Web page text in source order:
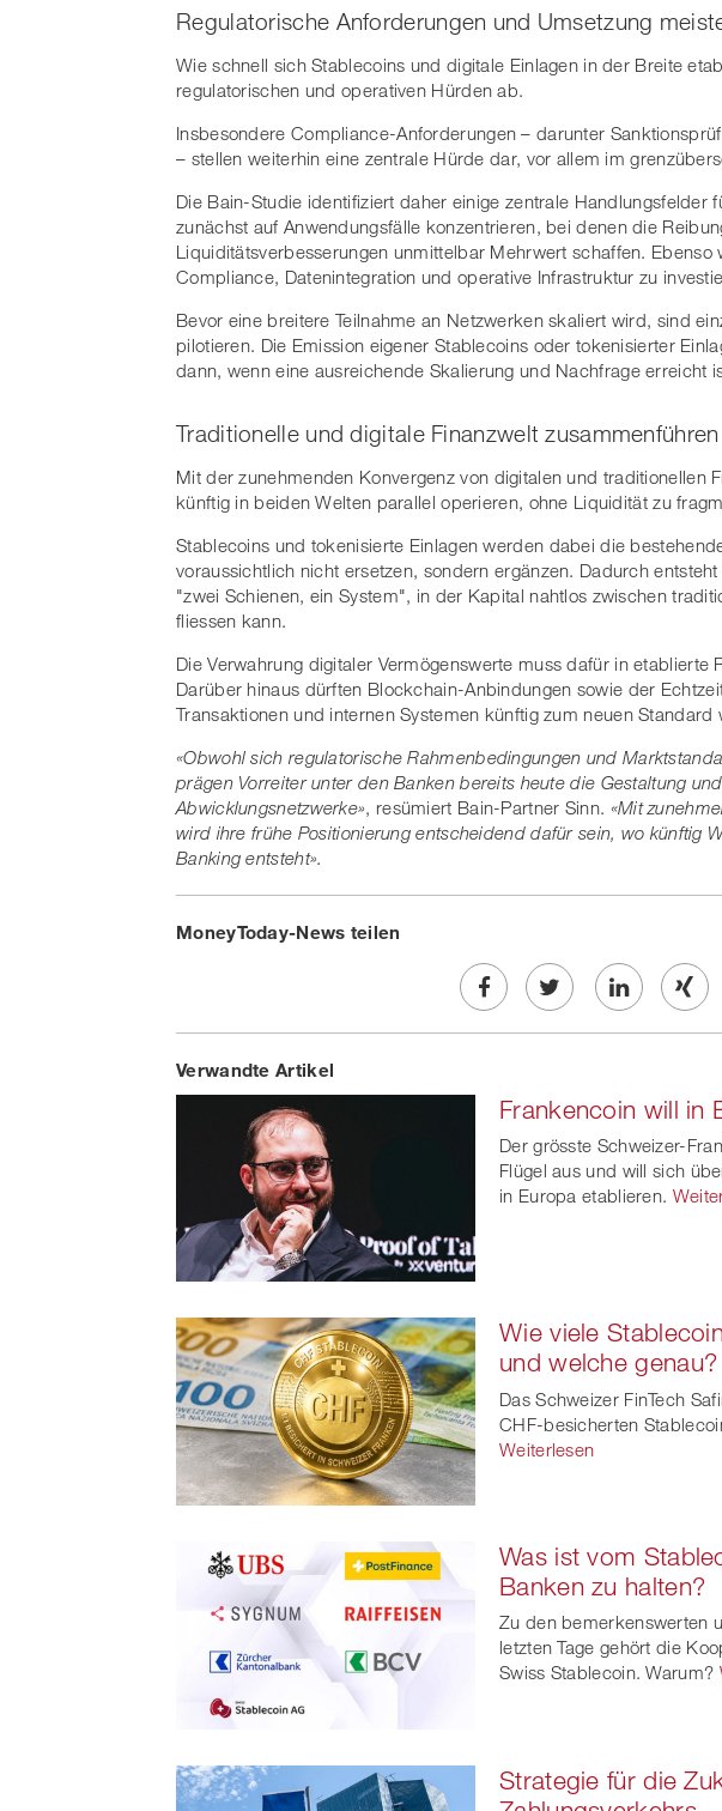
Regulatorische Anforderungen und Umsetzung
Wie schnell sich Stablecoins und digitale Einlagen in der Breite
regulatorischen und operativen Hürden ab.
Insbesondere Compliance-Anforderungen – darunter
– stellen weiterhin eine zentrale Hürde dar, vor allem im
Die Bain-Studie identifiziert daher einige zentrale Handlungsfelder
zunächst auf Anwendungsfälle konzentrieren, bei denen die
Liquiditätsverbesserungen unmittelbar Mehrwert schaffen. Ebenso
Compliance, Datenintegration und operative Infrastruktur zu
Bevor eine breitere Teilnahme an Netzwerken skaliert wird, sind
pilotieren. Die Emission eigener Stablecoins oder tokenisierter
dann, wenn eine ausreichende Skalierung und Nachfrage erreicht
Traditionelle und digitale Finanzwelt zusammenführen
Mit der zunehmenden Konvergenz von digitalen und traditionellen
künftig in beiden Welten parallel operieren, ohne Liquidität zu
Stablecoins und tokenisierte Einlagen werden dabei die
voraussichtlich nicht ersetzen, sondern ergänzen. Dadurch
"zwei Schienen, ein System", in der Kapital nahtlos zwischen
fliessen kann.
Die Verwahrung digitaler Vermögenswerte muss dafür in etablierte
Darüber hinaus dürften Blockchain-Anbindungen sowie der
Transaktionen und internen Systemen künftig zum neuen Standard
«Obwohl sich regulatorische Rahmenbedingungen und
prägen Vorreiter unter den Banken bereits heute die Gestaltung
Abwicklungsnetzwerke», resümiert Bain-Partner Sinn. «Mit
wird ihre frühe Positionierung entscheidend dafür sein, wo künftig
Banking entsteht».
MoneyToday-News teilen
Share
Facebook
Twe
on
twitt
er
Share
linkedin
Share
Xing
Verwandte Artikel
Frankencoin will in
Der grösste Schweizer-
Flügel aus und will sich
in Europa etablieren.
Wie viele
und welche genau?
Das Schweizer FinTech
CHF-besicherten
Weiterlesen
Was ist vom
Banken zu halten?
Zu den bemerkenswerten
letzten Tage gehört die
Swiss Stablecoin. Warum?
Strategie für die